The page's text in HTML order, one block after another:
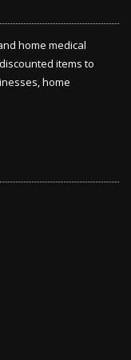
home medical
items to
home